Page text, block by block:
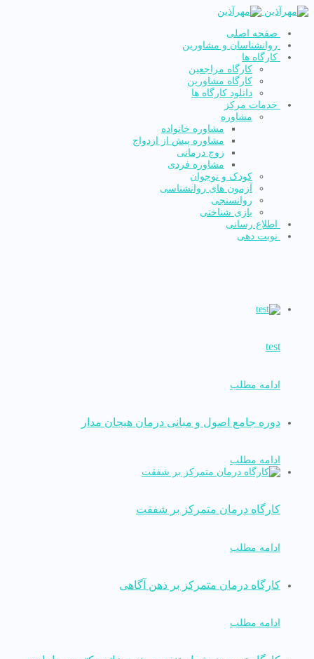
صفحه اصلی
روانشناسان و مشاورین
کارگاه ها
کارگاه مراجعین
کارگاه مشاورین
دانلود کارگاه ها
خدمات مرکز
مشاوره
مشاوره خانواده
مشاوره پیش از ازدواج
زوج درمانی
مشاوره فردی
کودک و نوجوان
آزمون های روانشناسی
روانسنجی
بازی شناختی
اطلاع رسانی
نوبت دهی
test
ادامه مطلب
دوره جامع اصول و مبانی درمان هیجان مدار
ادامه مطلب
کارگاه درمان متمرکز بر شفقت
ادامه مطلب
کارگاه درمان متمرکز بر ذهن آگاهی
ادامه مطلب